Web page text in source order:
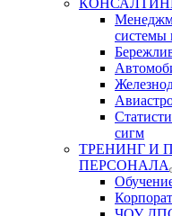
системы
сигм
ТРЕНИНГ И
ПЕРСОНАЛА